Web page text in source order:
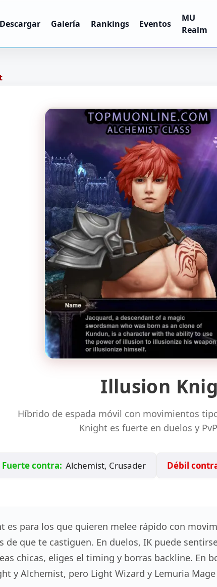
Descargar Galería Rankings Eventos
MU
Realm
Illusion
Híbrido de espada móvil con movimientos
Knight es fuerte en duelos y
Fuerte contra: Alchemist, Crusader Débil
es para los que quieren melee rápido con
de que te castiguen. En duelos, IK puede
chicas, eliges el timing y borras backline. En
y Alchemist, pero Light Wizard y Lemuria